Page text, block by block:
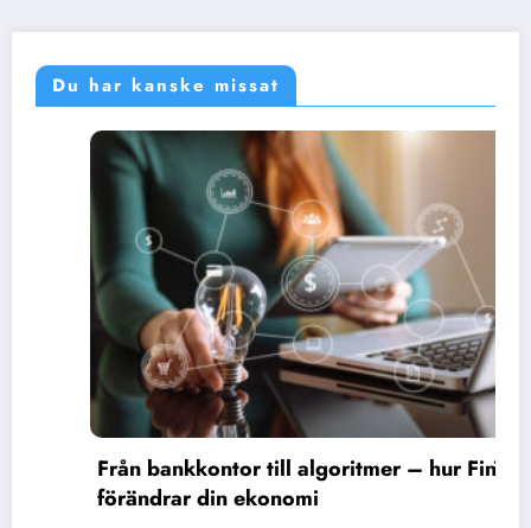
Du har kanske missat
Från bankkontor till algoritmer – hur FinTech
förändrar din ekonomi